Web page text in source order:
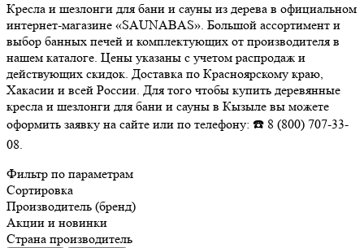
Кресла и шезлонги для бани и сауны из дерева в официальном
интернет-магазине «SAUNABAS». Большой ассортимент и
выбор банных печей и комплектующих от производителя в
нашем каталоге. Цены указаны с учетом распродаж и
действующих скидок. Доставка по Красноярскому краю,
Хакасии и всей России. Для того чтобы купить деревянные
кресла и шезлонги для бани и сауны в Кызыле вы можете
оформить заявку на сайте или по телефону: ☎️ 8 (800) 707-33-
08.
Фильтр по параметрам
Сортировка
Производитель (бренд)
Акции и новинки
Страна производитель